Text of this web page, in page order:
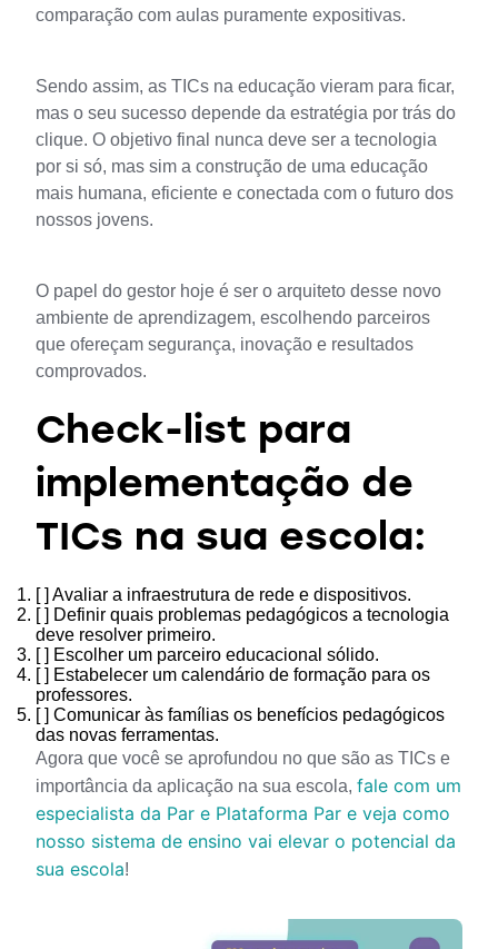
comparação com aulas puramente expositivas.
Sendo assim, as TICs na educação vieram para ficar,
mas o seu sucesso depende da estratégia por trás do
clique. O objetivo final nunca deve ser a tecnologia
por si só, mas sim a construção de uma educação
mais humana, eficiente e conectada com o futuro dos
nossos jovens.
O papel do gestor hoje é ser o arquiteto desse novo
ambiente de aprendizagem, escolhendo parceiros
que ofereçam segurança, inovação e resultados
comprovados.
Check-list para
implementação de
TICs na sua escola:
[ ] Avaliar a infraestrutura de rede e dispositivos.
[ ] Definir quais problemas pedagógicos a tecnologia
deve resolver primeiro.
[ ] Escolher um parceiro educacional sólido.
[ ] Estabelecer um calendário de formação para os
professores.
[ ] Comunicar às famílias os benefícios pedagógicos
das novas ferramentas.
Agora que você se aprofundou no que são as TICs e
importância da aplicação na sua escola, fale com um
especialista da Par e Plataforma Par e veja como
nosso sistema de ensino vai elevar o potencial da
sua escola!